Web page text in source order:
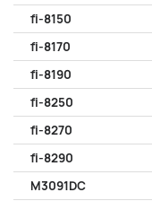
fi-8150
fi-8170
fi-8190
fi-8250
fi-8270
fi-8290
M3091DC